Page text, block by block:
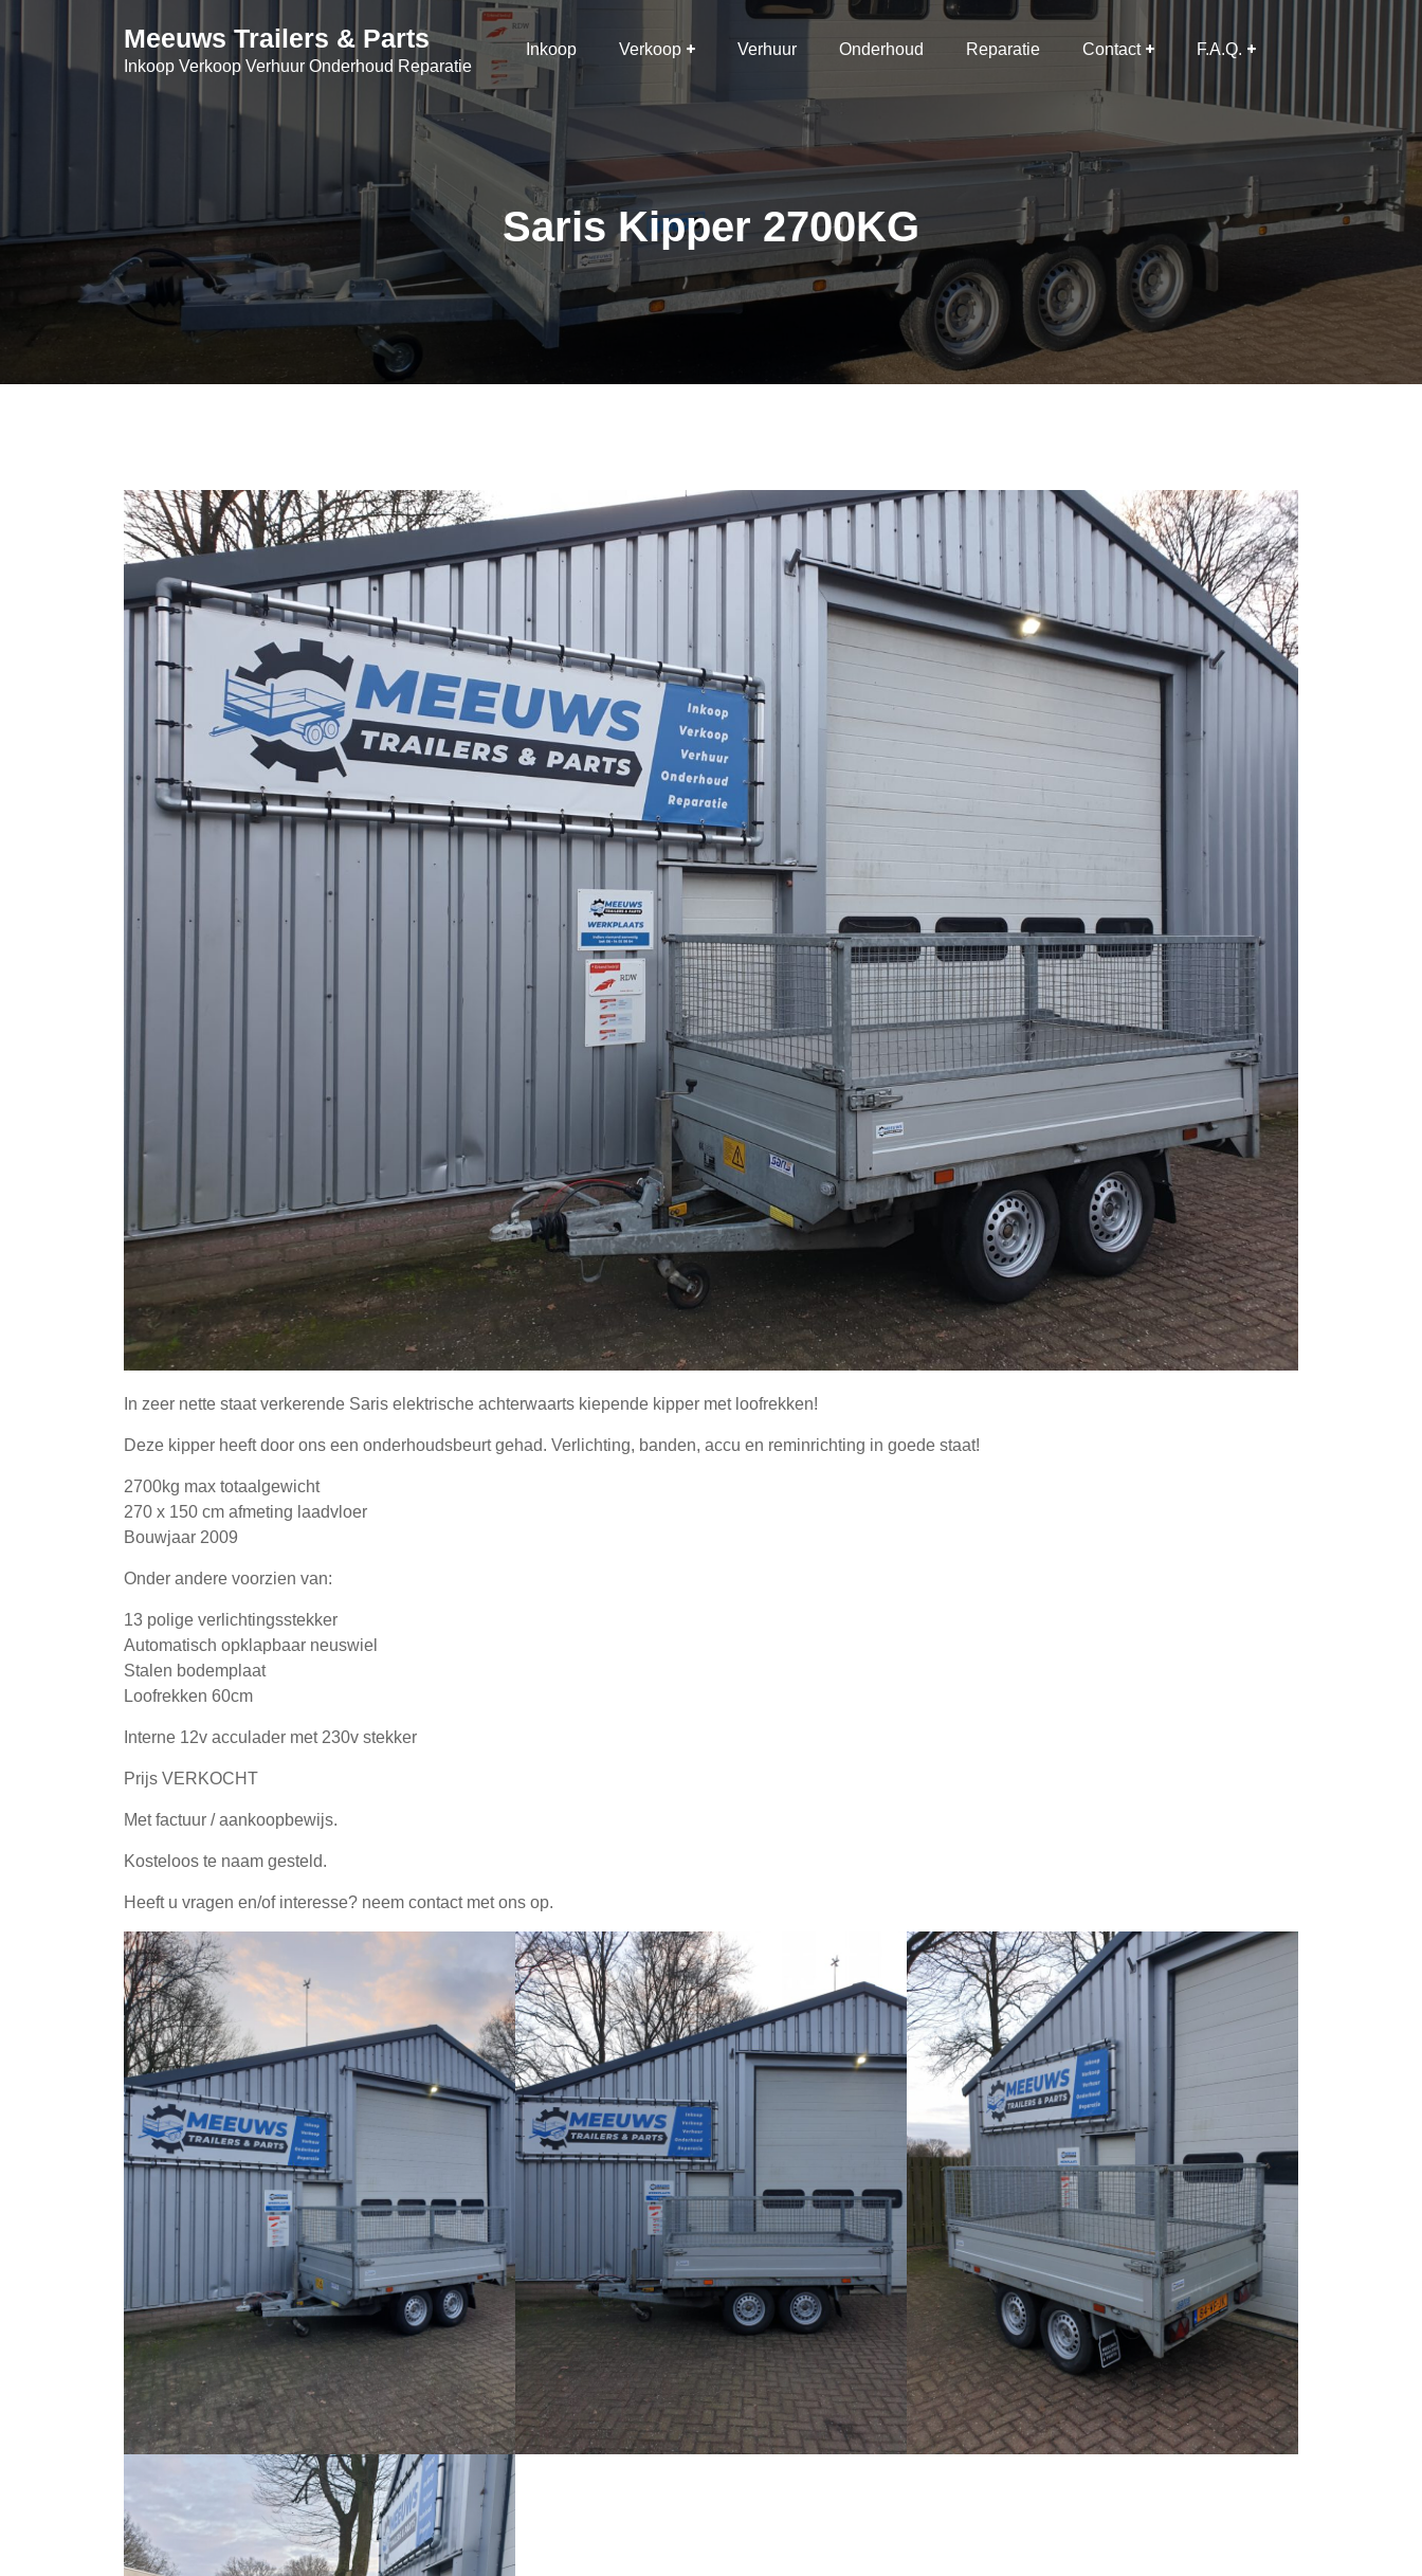
content
Meeuws Trailers & Parts
Inkoop Verkoop Verhuur Onderhoud Reparatie
Inkoop Verkoop Verhuur Onderhoud Reparatie Contact F.A.Q.
Saris Kipper 2700KG
In zeer nette staat verkerende Saris elektrische achterwaarts kiepende kipper met loofrekken!
Deze kipper heeft door ons een onderhoudsbeurt gehad. Verlichting, banden, accu en reminrichting in goede staat!
2700kg max totaalgewicht
270 x 150 cm afmeting laadvloer
Bouwjaar 2009
Onder andere voorzien van:
13 polige verlichtingsstekker
Automatisch opklapbaar neuswiel
Stalen bodemplaat
Loofrekken 60cm
Interne 12v acculader met 230v stekker
Prijs VERKOCHT
Met factuur / aankoopbewijs.
Kosteloos te naam gesteld.
Heeft u vragen en/of interesse? neem contact met ons op.